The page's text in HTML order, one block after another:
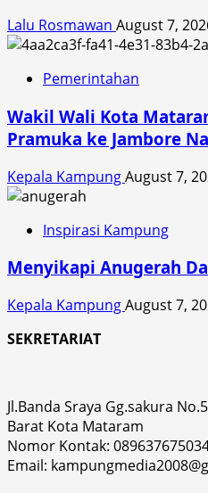
Lalu Rosmawan August 7,
Pemerintahan
Wakil Wali Kota
Pramuka ke Jambore
Kepala KampungAugust 7,
Inspirasi Kampung
Menyikapi Anugerah
Kepala KampungAugust 7,
SEKRETARIAT
Jl.Banda Sraya Gg.sakura
Barat Kota Mataram
Nomor Kontak:
Email: